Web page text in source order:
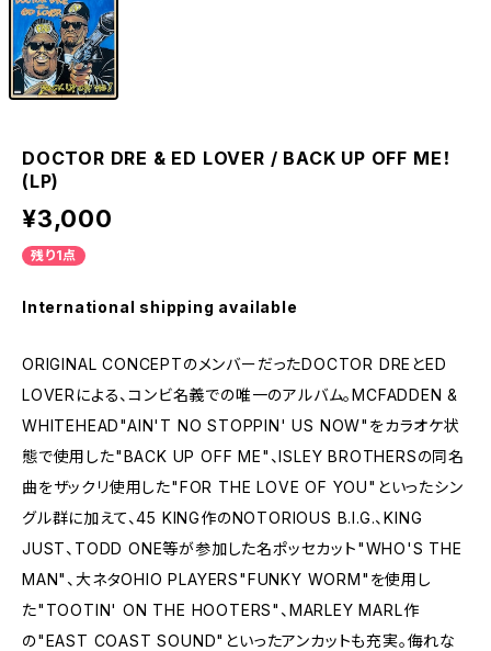
DOCTOR DRE & ED LOVER / BACK UP OFF ME！
(LP)
¥3,000
残り1点
International shipping available
ORIGINAL CONCEPTのメンバーだったDOCTOR DREとED
LOVERによる、コンビ名義での唯一のアルバム。MCFADDEN &
WHITEHEAD"AIN'T NO STOPPIN' US NOW"をカラオケ状
態で使用した"BACK UP OFF ME"、ISLEY BROTHERSの同名
曲をザックリ使用した"FOR THE LOVE OF YOU"といったシン
グル群に加えて、45 KING作のNOTORIOUS B.I.G.、KING
JUST、TODD ONE等が参加した名ポッセカット"WHO'S THE
MAN"、大ネタOHIO PLAYERS"FUNKY WORM"を使用し
た"TOOTIN' ON THE HOOTERS"、MARLEY MARL作
の"EAST COAST SOUND"といったアンカットも充実。侮れな